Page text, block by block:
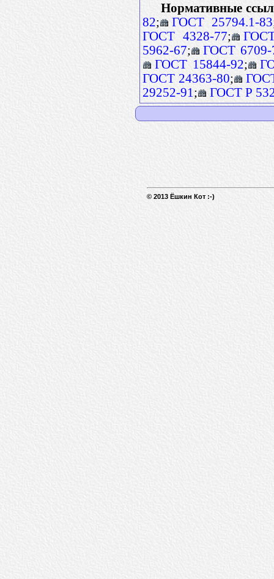
Нормативные
82; ГОСТ 25794.1-83
ГОСТ 4328-77;
5962-67;
ГОСТ 6709-
ГОСТ 15844-92;
ГОСТ 24363-80;
29252-91 ; ГОСТ Р
© 2013 Ёшкин Кот :-)